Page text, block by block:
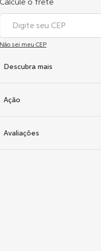
Não sei meu CEP
Descubra mais
Ação
Avaliações